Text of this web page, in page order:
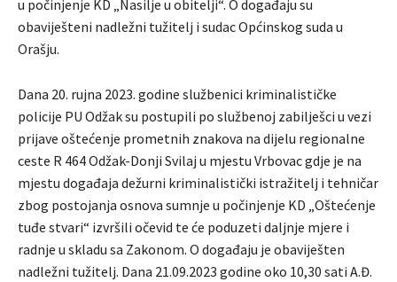
u počinjenje KD „Nasilje u obitelji“. O događaju su
obaviješteni nadležni tužitelj i sudac Općinskog suda u
Orašju.
Dana 20. rujna 2023. godine službenici kriminalističke
policije PU Odžak su postupili po službenoj zabilješci u vezi
prijave oštećenje prometnih znakova na dijelu regionalne
ceste R 464 Odžak-Donji Svilaj u mjestu Vrbovac gdje je na
mjestu događaja dežurni kriminalistički istražitelj i tehničar
zbog postojanja osnova sumnje u počinjenje KD „Oštećenje
tuđe stvari“ izvršili očevid te će poduzeti daljnje mjere i
radnje u skladu sa Zakonom. O događaju je obaviješten
nadležni tužitelj. Dana 21.09.2023 godine oko 10,30 sati A.Đ.